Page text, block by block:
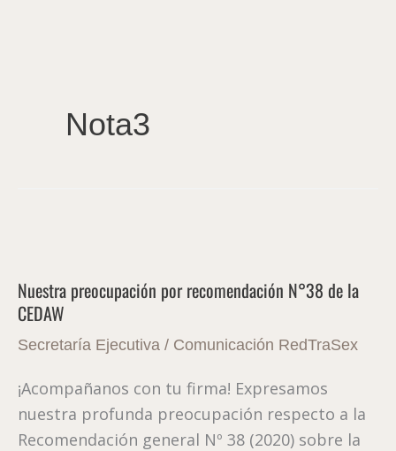
Nota3
Nuestra preocupación por recomendación N°38 de la
CEDAW
Secretaría Ejecutiva / Comunicación RedTraSex
¡Acompañanos con tu firma! Expresamos
nuestra profunda preocupación respecto a la
Recomendación general Nº 38 (2020) sobre la
por
recomendación
N°38
la
CEDAW